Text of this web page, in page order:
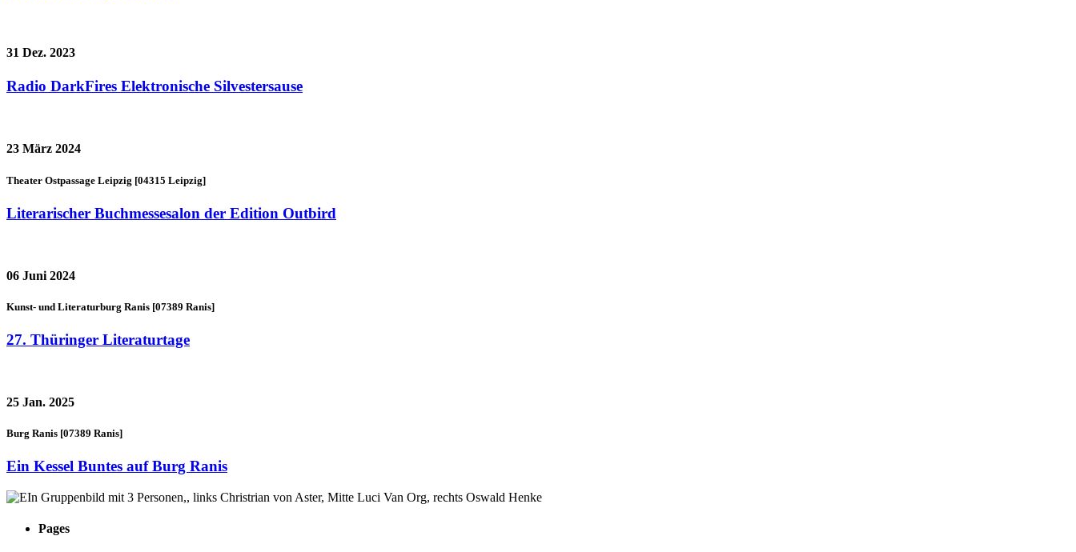
31 Dez. 2023
Radio DarkFires Elektronische Silvestersause
23 März 2024
Theater Ostpassage Leipzig [04315 Leipzig]
Literarischer Buchmessesalon der Edition Outbird
06 Juni 2024
Kunst- und Literaturburg Ranis [07389 Ranis]
27. Thüringer Literaturtage
25 Jan. 2025
Burg Ranis [07389 Ranis]
Ein Kessel Buntes auf Burg Ranis
Pages